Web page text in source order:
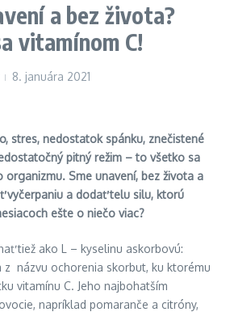
a bez života?
vitamínom C!
8. januára 2021
stres, nedostatok spánku, znečistené
pitný režim – to všetko sa
organizmu. Sme unavení, bez života a
vyčerpaniu a dodať telu silu, ktorú
ešte o niečo viac?
tiež ako L – kyselinu askorbovú:
názvu ochorenia skorbut, ku ktorému
vitamínu C. Jeho najbohatším
napríklad pomaranče a citróny,